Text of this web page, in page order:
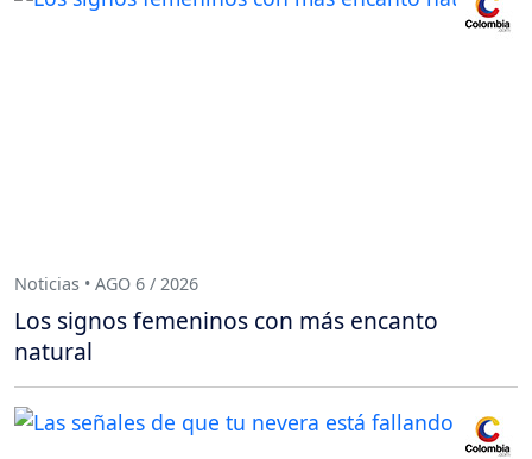
Noticias • AGO 6 / 2026
Los signos femeninos con más encanto
natural